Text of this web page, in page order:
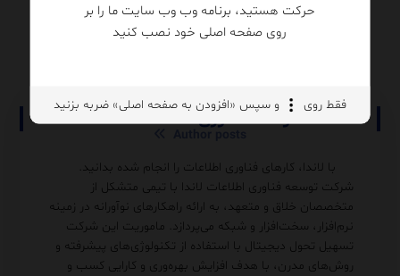
حرکت هستید، برنامه وب وب سایت ما را بر
روی صفحه اصلی خود نصب کنید
فقط روی و سپس «افزودن به صفحه اصلی» ضربه بزنید
Phi-۳ Mini
توسعه فناوری اطلاعات لاندا
با لاندا، کارهای فناوری اطلاعات را انجام شده بدانید.
شرکت توسعه فناوری اطلاعات لاندا با تیمی متشکل از
متخصصان خلاق و متعهد، به ارائه راهکارهای نوآورانه در زمینه
نرم‌افزار، سخت‌افزار و شبکه می‌پردازد. ماموریت این شرکت
تسهیل تحول دیجیتال با استفاده از تکنولوژی‌های پیشرفته و
روش‌های مدرن، با هدف افزایش بهره‌وری و کارایی کسب و